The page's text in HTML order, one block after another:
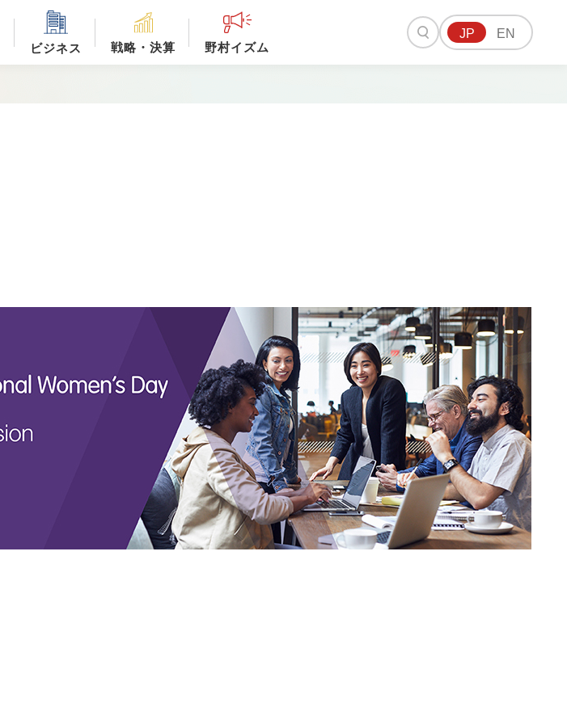
JP
EN
ビジネス 戦略・決算 野村イズム